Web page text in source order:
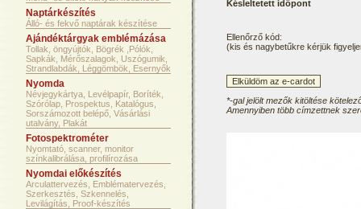
Naptárkészítés
Álló- és fekvő naptárak készítése
Ajándéktárgyak emblémázása
Tollak, öngyújtók, Bögrék ,Pólók,
Sapkák, Mérőszalagok, Uszógumik,
Strandlabdák, Léggömbök, Esernyők
Nyomda
Névjegykártya, Levélpapír, Boríték,
Szórólap, Prospektus, Katalógus,
Sorszámozott belépő, Vásárlási
utalvány, Plakát
Fotospektrométer
Nyomtató, scanner, monitor
színkalibrálása, profilírozása
Nyomdai előkészítés
Arculattervezés, Emblématervezés,
Szerkesztés, Szkennelés,
Levilágítás, Proof-készítés
Késleltetett időpont
Ellenőrző kód:
(kis és nagybetűkre kérjük
*-gal jelölt mezők kitöltése
Amennyiben több címzettnek